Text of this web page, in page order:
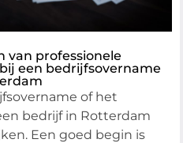
van professionele
een bedrijfsovername
of het
bedrijf in Rotterdam
Een goed begin is